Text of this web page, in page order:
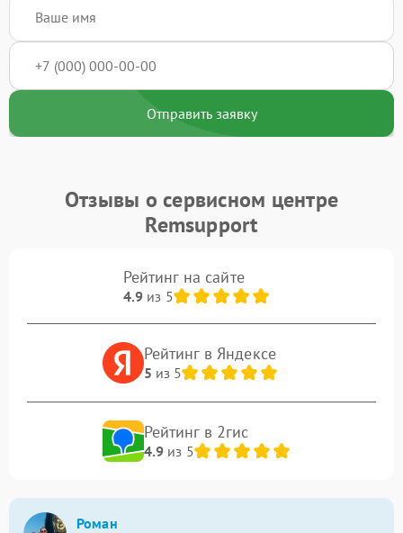
Отправить заявку
Отзывы о сервисном центре
Remsupport
Рейтинг на сайте
4.9из 5
Рейтинг в Яндексе
5 из 5
Рейтинг в 2гис
4.9из 5
Роман